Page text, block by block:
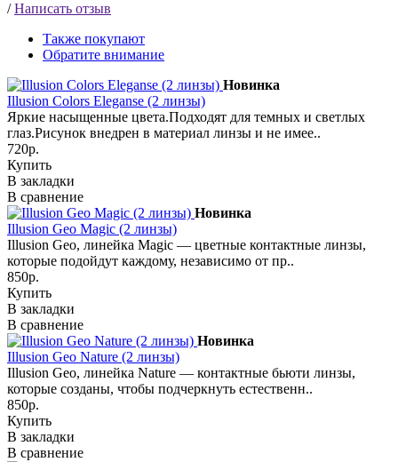
/Написать отзыв
Также покупают
Обратите внимание
Новинка
Illusion Colors Eleganse (2 линзы)
Яркие насыщенные цвета.Подходят для темных и светлых
глаз.Рисунок внедрен в материал линзы и не имее..
720р.
Купить
В закладки
В сравнение
Новинка
Illusion Geo Magic (2 линзы)
Illusion Geo, линейка Magic — цветные контактные линзы,
которые подойдут каждому, независимо от пр..
850р.
Купить
В закладки
В сравнение
Новинка
Illusion Geo Nature (2 линзы)
Illusion Geo, линейка Nature — контактные бьюти линзы,
которые созданы, чтобы подчеркнуть естественн..
850р.
Купить
В закладки
В сравнение